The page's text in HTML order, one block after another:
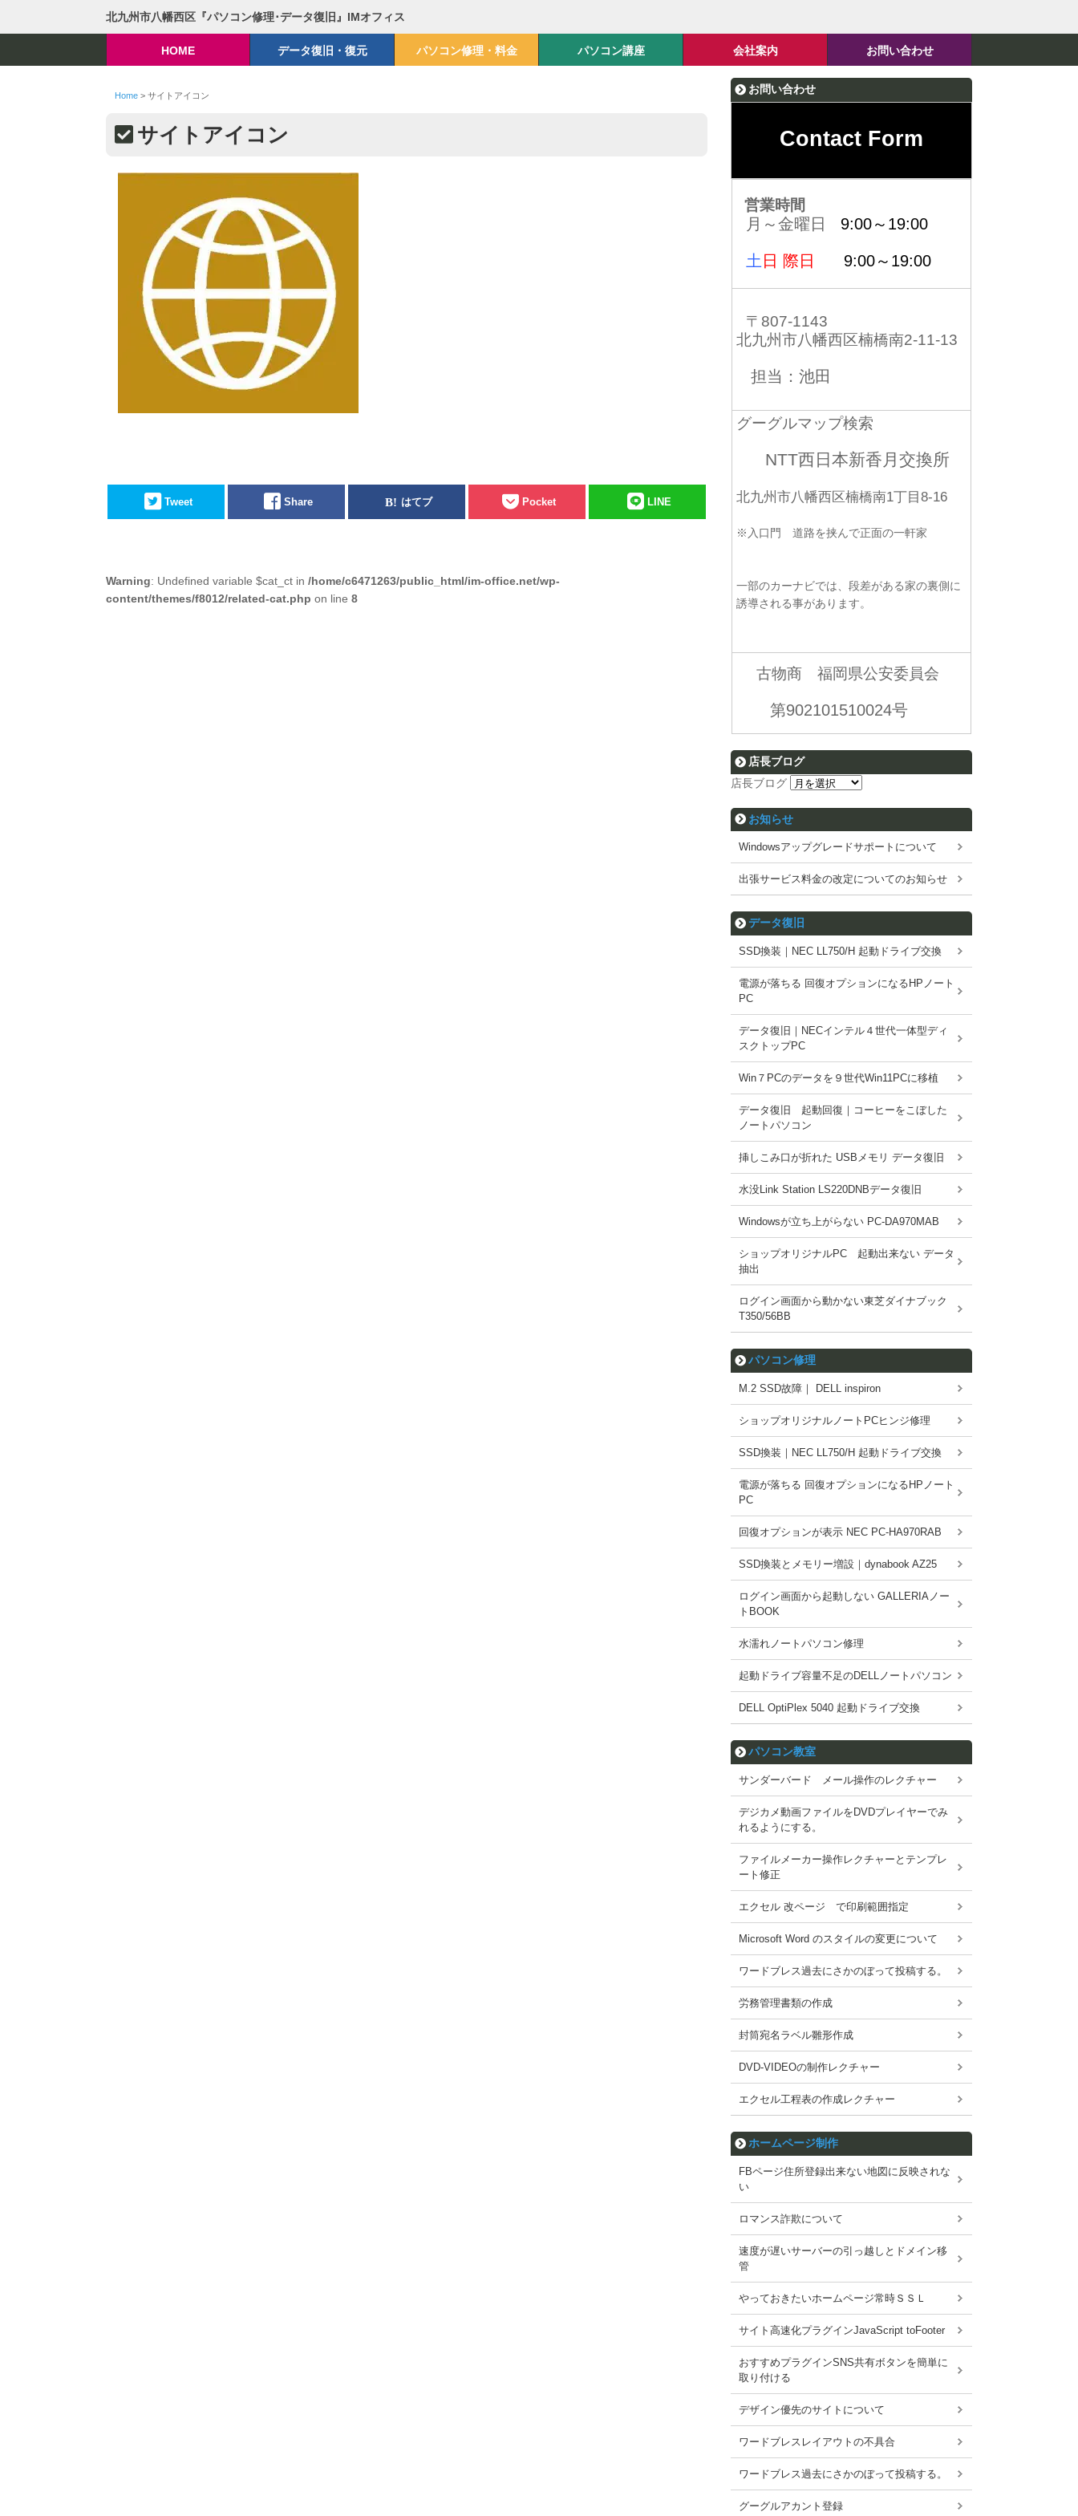
北九州市八幡西区『パソコン修理･データ復旧』IMオフィス
HOME データ復旧・復元 パソコン修理・料金 パソコン講座 会社案内 お問い合わせ
Home> サイトアイコン
サイトアイコン
Tweet Share はてブ Pocket LINE
Warning: Undefined variable $cat_ct in /home/c6471263/public_html/im-office.net/wp-
content/themes/f8012/related-cat.php on line 8
お問い合わせ
Contact Form
営業時間
月～金曜日 9:00～19:00
土 日 際日 9:00～19:00
〒807-1143
北九州市八幡西区楠橋南2-11-13
担当：池田
グーグルマップ検索
NTT西日本新香月交換所
北九州市八幡西区楠橋南1丁目8-16
※入口門 道路を挟んで正面の一軒家
一部のカーナビでは、段差がある家の裏側に
誘導される事があります。
古物商 福岡県公安委員会
第902101510024号
店長ブログ
店長ブログ
お知らせ
Windowsアップグレードサポートについて
出張サービス料金の改定についてのお知らせ
データ復旧
SSD換装｜NEC LL750/H 起動ドライブ交換
電源が落ちる 回復オプションになるHPノート
PC
データ復旧｜NECインテル４世代一体型ディ
スクトップPC
Win７PCのデータを９世代Win11PCに移植
データ復旧 起動回復｜コーヒーをこぼした
ノートパソコン
挿しこみ口が折れた USBメモリ データ復旧
水没Link Station LS220DNBデータ復旧
Windowsが立ち上がらない PC-DA970MAB
ショップオリジナルPC 起動出来ない データ
抽出
ログイン画面から動かない東芝ダイナブック
T350/56BB
パソコン修理
M.2 SSD故障｜ DELL inspiron
ショップオリジナルノートPCヒンジ修理
SSD換装｜NEC LL750/H 起動ドライブ交換
電源が落ちる 回復オプションになるHPノート
PC
回復オプションが表示 NEC PC-HA970RAB
SSD換装とメモリー増設｜dynabook AZ25
ログイン画面から起動しない GALLERIAノー
トBOOK
水濡れノートパソコン修理
起動ドライブ容量不足のDELLノートパソコン
DELL OptiPlex 5040 起動ドライブ交換
パソコン教室
サンダーバード メール操作のレクチャー
デジカメ動画ファイルをDVDプレイヤーでみ
れるようにする。
ファイルメーカー操作レクチャーとテンプレ
ート修正
エクセル 改ページ で印刷範囲指定
Microsoft Word のスタイルの変更について
ワードブレス過去にさかのぼって投稿する。
労務管理書類の作成
封筒宛名ラベル雛形作成
DVD-VIDEOの制作レクチャー
エクセル工程表の作成レクチャー
ホームページ制作
FBページ住所登録出来ない地図に反映されな
い
ロマンス詐欺について
速度が遅いサーバーの引っ越しとドメイン移
管
やっておきたいホームページ常時ＳＳＬ
サイト高速化プラグインJavaScript toFooter
おすすめプラグインSNS共有ボタンを簡単に
取り付ける
デザイン優先のサイトについて
ワードブレスレイアウトの不具合
ワードブレス過去にさかのぼって投稿する。
グーグルアカント登録